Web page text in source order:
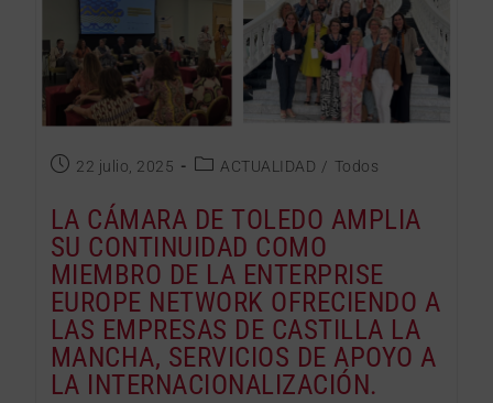
22 julio, 2025 ACTUALIDAD / Todos
LA CÁMARA DE TOLEDO AMPLIA
SU CONTINUIDAD COMO
MIEMBRO DE LA ENTERPRISE
EUROPE NETWORK OFRECIENDO A
LAS EMPRESAS DE CASTILLA LA
MANCHA, SERVICIOS DE APOYO A
LA INTERNACIONALIZACIÓN.